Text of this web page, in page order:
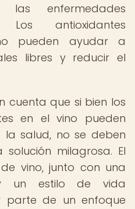
las enfermedades
Los antioxidantes
pueden ayudar a
libres y reducir el
cuenta que si bien los
en el vino pueden
la salud, no se deben
milagrosa. El
vino, junto con una
un estilo de vida
parte de un enfoque